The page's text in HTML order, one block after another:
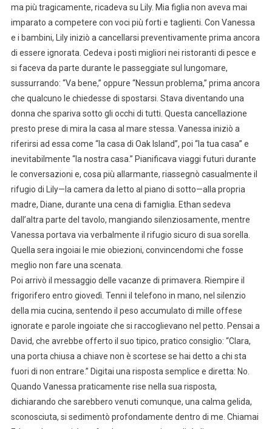
ma più tragicamente, ricadeva su Lily. Mia figlia non aveva mai
imparato a competere con voci più forti e taglienti. Con Vanessa
e i bambini, Lily iniziò a cancellarsi preventivamente prima ancora
di essere ignorata. Cedeva i posti migliori nei ristoranti di pesce e
si faceva da parte durante le passeggiate sul lungomare,
sussurrando: “Va bene,” oppure “Nessun problema,” prima ancora
che qualcuno le chiedesse di spostarsi. Stava diventando una
donna che spariva sotto gli occhi di tutti. Questa cancellazione
presto prese di mira la casa al mare stessa. Vanessa iniziò a
riferirsi ad essa come “la casa di Oak Island”, poi “la tua casa” e
inevitabilmente “la nostra casa.” Pianificava viaggi futuri durante
le conversazioni e, cosa più allarmante, riassegnò casualmente il
rifugio di Lily—la camera da letto al piano di sotto—alla propria
madre, Diane, durante una cena di famiglia. Ethan sedeva
dall’altra parte del tavolo, mangiando silenziosamente, mentre
Vanessa portava via verbalmente il rifugio sicuro di sua sorella.
Quella sera ingoiai le mie obiezioni, convincendomi che fosse
meglio non fare una scenata.
Poi arrivò il messaggio delle vacanze di primavera. Riempire il
frigorifero entro giovedì. Tenni il telefono in mano, nel silenzio
della mia cucina, sentendo il peso accumulato di mille offese
ignorate e parole ingoiate che si raccoglievano nel petto. Pensai a
David, che avrebbe offerto il suo tipico, pratico consiglio: “Clara,
una porta chiusa a chiave non è scortese se hai detto a chi sta
fuori di non entrare.” Digitai una risposta semplice e diretta: No.
Quando Vanessa praticamente rise nella sua risposta,
dichiarando che sarebbero venuti comunque, una calma gelida,
sconosciuta, si sedimentò profondamente dentro di me. Chiamai